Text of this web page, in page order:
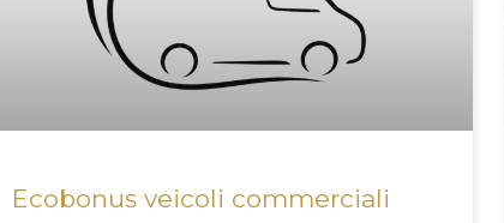
Ecobonus veicoli commerciali